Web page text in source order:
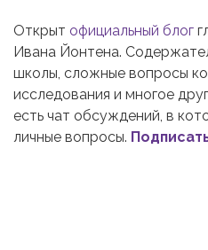
Открыт официальный блог
Ивана Йонтена.
школы, сложные вопросы
исследования и многое
есть чат обсуждений, в
личные вопросы.